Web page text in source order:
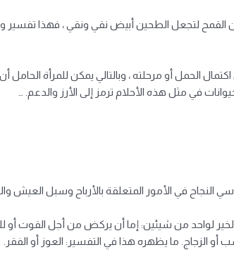
القمح لتجعل الطحين أبيض نقي ونقي ، فهذا
الحمل أو مرحلته ، وبالتالي يمكن للمرأة
في مثل هذه الأحلام ترمز إلى الأرز والدعم. …
النجاح في الأمور المتعلقة بالأرباح وسبل العيش
لواحد من شيئين: إما أن يركض من أجل القوت
الزجاج. ما يظهره هذا في التفسير: العوز أو الفقر.